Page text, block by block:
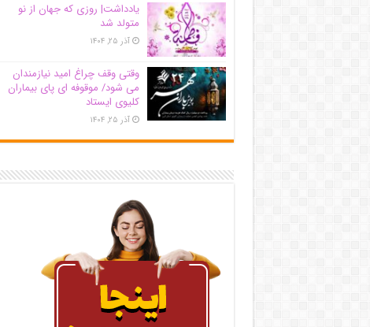
یادداشت| روزی که جهان از نو
متولد شد
آذر ۲۵, ۱۴۰۴
وقتی وقف چراغ امید نیازمندان
می شود/ موقوفه ای پای بیماران
کلیوی ایستاد
آذر ۲۵, ۱۴۰۴